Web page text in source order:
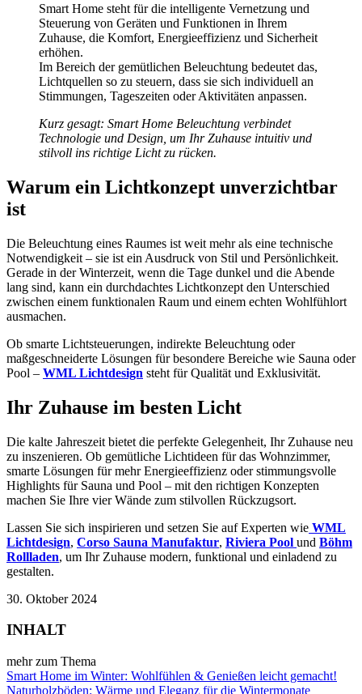
Smart Home steht für die intelligente Vernetzung und
Steuerung von Geräten und Funktionen in Ihrem
Zuhause, die Komfort, Energieeffizienz und Sicherheit
erhöhen.
Im Bereich der gemütlichen Beleuchtung bedeutet das,
Lichtquellen so zu steuern, dass sie sich individuell an
Stimmungen, Tageszeiten oder Aktivitäten anpassen.
Kurz gesagt: Smart Home Beleuchtung verbindet
Technologie und Design, um Ihr Zuhause intuitiv und
stilvoll ins richtige Licht zu rücken.
Warum ein Lichtkonzept unverzichtbar
ist
Die Beleuchtung eines Raumes ist weit mehr als eine technische
Notwendigkeit – sie ist ein Ausdruck von Stil und Persönlichkeit.
Gerade in der Winterzeit, wenn die Tage dunkel und die Abende
lang sind, kann ein durchdachtes Lichtkonzept den Unterschied
zwischen einem funktionalen Raum und einem echten Wohlfühlort
ausmachen.
Ob smarte Lichtsteuerungen, indirekte Beleuchtung oder
maßgeschneiderte Lösungen für besondere Bereiche wie Sauna oder
Pool – WML Lichtdesign steht für Qualität und Exklusivität.
Ihr Zuhause im besten Licht
Die kalte Jahreszeit bietet die perfekte Gelegenheit, Ihr Zuhause neu
zu inszenieren. Ob gemütliche Lichtideen für das Wohnzimmer,
smarte Lösungen für mehr Energieeffizienz oder stimmungsvolle
Highlights für Sauna und Pool – mit den richtigen Konzepten
machen Sie Ihre vier Wände zum stilvollen Rückzugsort.
Lassen Sie sich inspirieren und setzen Sie auf Experten wie WML
Lichtdesign, Corso Sauna Manufaktur, Riviera Pool und Böhm
Rollladen, um Ihr Zuhause modern, funktional und einladend zu
gestalten.
30. Oktober 2024
INHALT
mehr zum Thema
Smart Home im Winter: Wohlfühlen & Genießen leicht gemacht!
Naturholzböden: Wärme und Eleganz für die Wintermonate